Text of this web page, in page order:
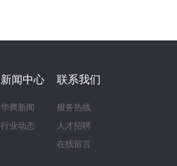
新闻中心
华腾新闻
行业动态
联系我们
服务热线
人才招聘
在线留言